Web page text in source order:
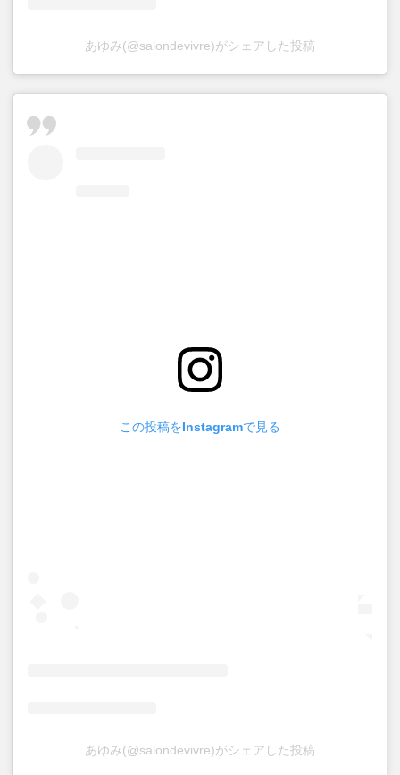
あゆみ(@salondevivre)がシェアした投稿
この投稿をInstagramで見る
あゆみ(@salondevivre)がシェアした投稿